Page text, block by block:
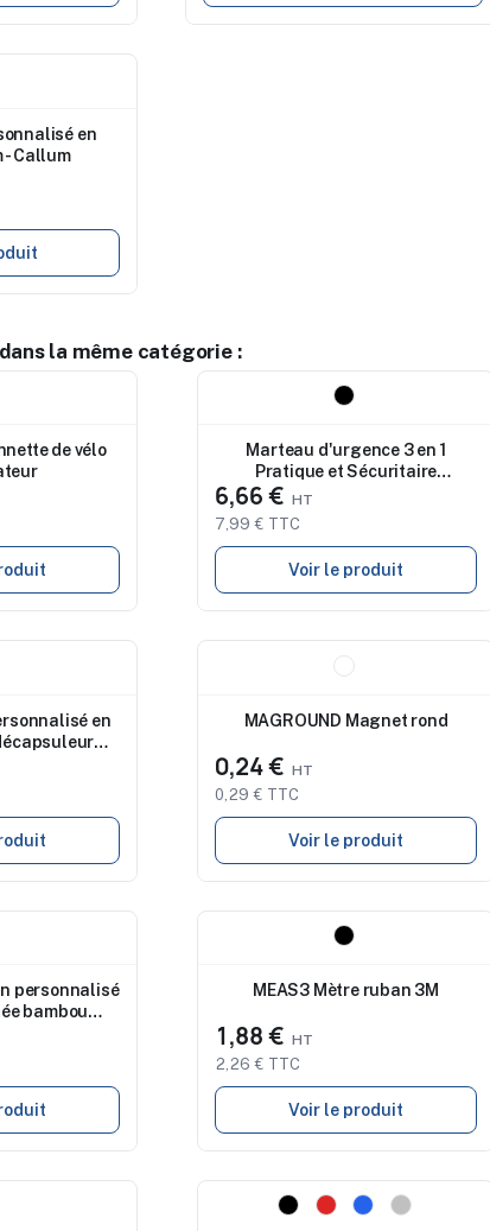
en
- Callum
la même catégorie :
de vélo
Marteau d'urgence 3 en 1
Pratique et Sécuritaire
Personnalisé HAMALUZ
6,66 €
7,99 € TTC
Voir le produit
en
MAGROUND Magnet rond
0,24 €
0,29 € TTC
Voir le produit
personnalisé
bambou
MEAS3 Mètre ruban 3M
1,88 €
2,26 € TTC
Voir le produit
Nouveau